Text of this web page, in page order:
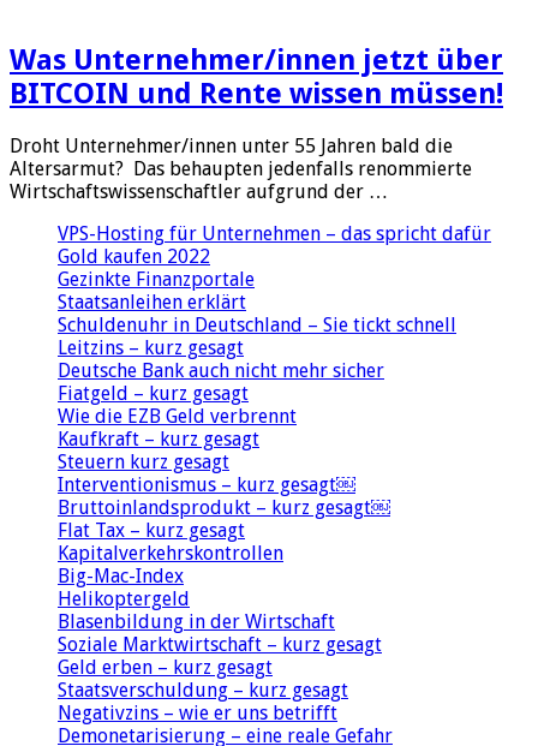
Was Unternehmer/innen jetzt über
BITCOIN und Rente wissen müssen!
Droht Unternehmer/innen unter 55 Jahren bald die
Altersarmut? Das behaupten jedenfalls renommierte
Wirtschaftswissenschaftler aufgrund der …
VPS-Hosting für Unternehmen – das spricht dafür
Gold kaufen 2022
Gezinkte Finanzportale
Staatsanleihen erklärt
Schuldenuhr in Deutschland – Sie tickt schnell
Leitzins – kurz gesagt
Deutsche Bank auch nicht mehr sicher
Fiatgeld – kurz gesagt
Wie die EZB Geld verbrennt
Kaufkraft – kurz gesagt
Steuern kurz gesagt
Interventionismus – kurz gesagt￼
Bruttoinlandsprodukt – kurz gesagt￼
Flat Tax – kurz gesagt
Kapitalverkehrskontrollen
Big-Mac-Index
Helikoptergeld
Blasenbildung in der Wirtschaft
Soziale Marktwirtschaft – kurz gesagt
Geld erben – kurz gesagt
Staatsverschuldung – kurz gesagt
Negativzins – wie er uns betrifft
Demonetarisierung – eine reale Gefahr